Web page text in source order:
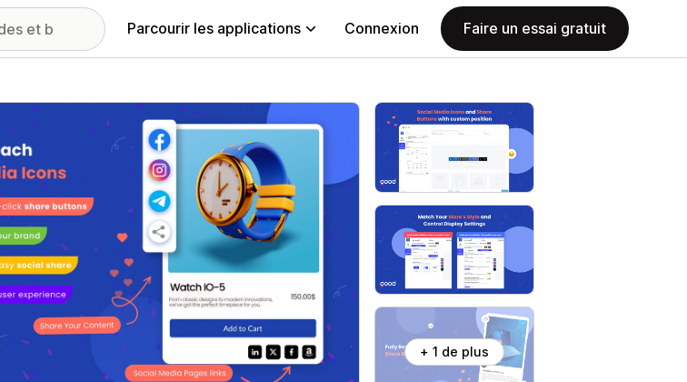
Parcourir les applications Connexion Faire un essai gratuit
+ 1 de plus